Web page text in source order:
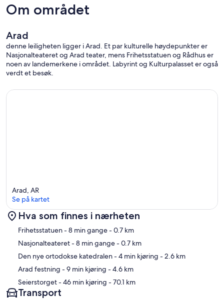
Om området
Arad
denne leiligheten ligger i Arad. Et par kulturelle høydepunkter er
Nasjonalteateret og Arad teater, mens Frihetsstatuen og Rådhus er
noen av landemerkene i området. Labyrint og Kulturpalasset er også
verdt et besøk.
Kart
Arad, AR
Se på kartet
Hva som finnes i nærheten
Frihetsstatuen- 8 min gange- 0.7 km
Nasjonalteateret- 8 min gange- 0.7 km
Den nye ortodokse katedralen- 4 min kjøring - 2.6 km
Arad festning - 9 min kjøring - 4.6 km
Seierstorget- 46 min kjøring - 70.1 km
Transport